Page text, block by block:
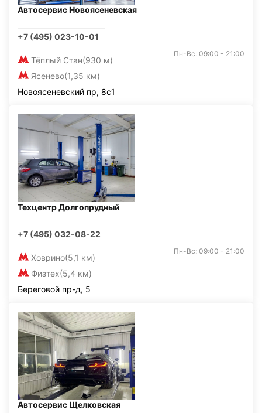
Автосервис Новоясеневская
+7 (495) 023-10-01
Тёплый Стан(930 м)
Ясенево(1,35 км)
Пн-Вс: 09:00 - 21:00
Новоясеневский пр, 8с1
Техцентр Долгопрудный
+7 (495) 032-08-22
Ховрино(5,1 км)
Физтех(5,4 км)
Пн-Вс: 09:00 - 21:00
Береговой пр-д, 5
Автосервис Щелковская